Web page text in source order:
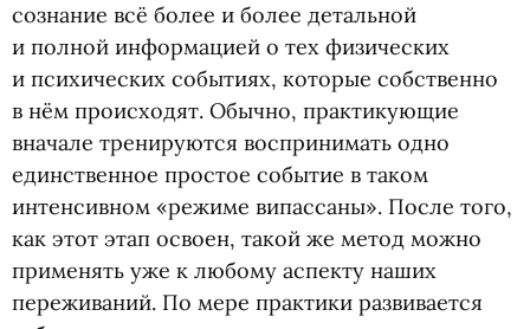
сознание всё более и более детальной
и полной информацией о тех физических
и психических событиях, которые собственно
в нём происходят. Обычно, практикующие
вначале тренируются воспринимать одно
единственное простое событие в таком
интенсивном «режиме випассаны». После того,
как этот этап освоен, такой же метод можно
применять уже к любому аспекту наших
переживаний. По мере практики развивается